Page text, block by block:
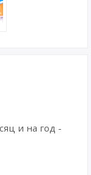
и на год -